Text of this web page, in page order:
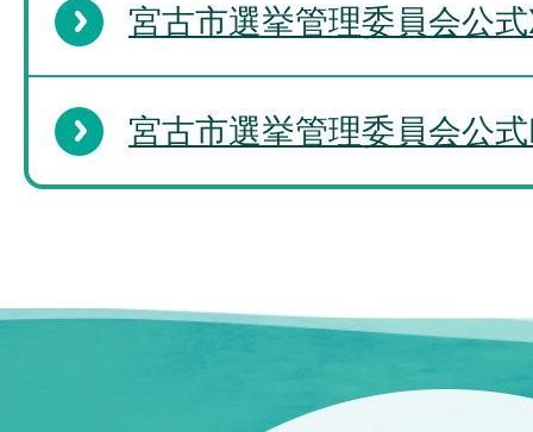
宮古市選挙管理委員会公
宮古市選挙管理委員会公